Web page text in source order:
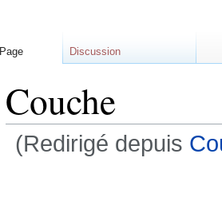
Couche
(Redirigé depuis
Page Discussion